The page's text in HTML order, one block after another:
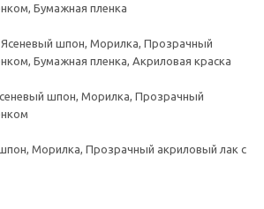
Бумажная пленка
шпон, Морилка, Прозрачный
Бумажная пленка, Акриловая краска
шпон, Морилка, Прозрачный
Морилка, Прозрачный акриловый лак с